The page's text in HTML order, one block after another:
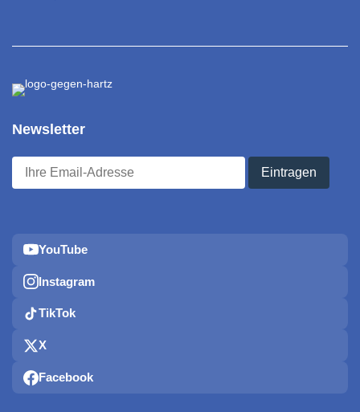
Newsletter
YouTube
Instagram
TikTok
X
Facebook